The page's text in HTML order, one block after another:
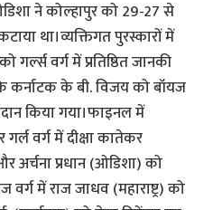
ने कोल्हापुर को 29-27 से
था।व्यक्तिगत पुरस्कारों में
गर्ल्स वर्ग में प्रतिष्ठित जानकी
कर्नाटक के बी. विजय को बॉयज
किया गया।फाइनल में
वर्ग में दीक्षा कातेकर
अर्चना प्रधान (ओडिशा) को
में राज जाधव (महाराष्ट्र) को